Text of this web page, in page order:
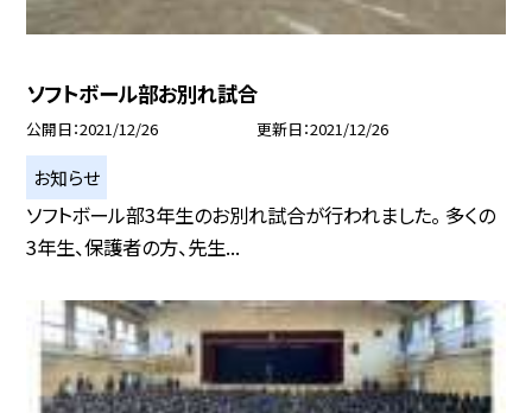
ソフトボール部お別れ試合
公開日 2021/12/26 更新日 2021/12/26
お知らせ
ソフトボール部3年生のお別れ試合が行われました。 多くの
3年生、保護者の方、先生...